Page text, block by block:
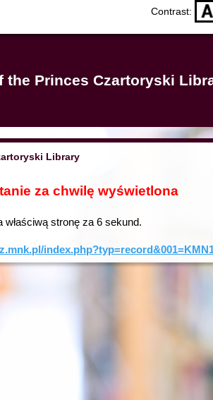
Contrast: D
the Princes Czartoryski
Library
za chwilę wyświetlona
stronę za 6sekund.